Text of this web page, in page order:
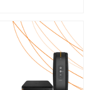
€ par mois, Engagement 12 mois